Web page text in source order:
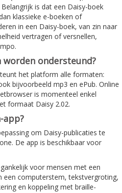
is dat een Daisy-boek
klassieke e-boeken of
in een Daisy-boek, van zin naar
vertragen of versnellen,
ondersteund?
het platform alle formaten:
bijvoorbeeld mp3 en ePub. Online
is momenteel enkel
formaat Daisy 2.02.
app?
om Daisy-publicaties te
De app is beschikbaar voor
voor mensen met een
een computerstem, tekstvergroting,
en koppeling met braille-